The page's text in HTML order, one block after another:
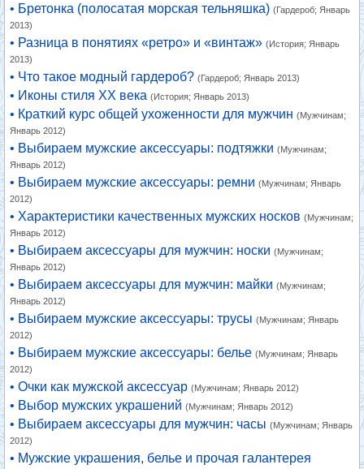
• Бретонка (полосатая морская тельняшка) (Гардероб; Январь
2013)
• Разница в понятиях «ретро» и «винтаж» (История; Январь
2013)
• Что такое модный гардероб? (Гардероб; Январь 2013)
• Иконы стиля XX века (История; Январь 2013)
• Краткий курс общей ухоженности для мужчин (Мужчинам;
Январь 2012)
• Выбираем мужские аксессуары: подтяжки (Мужчинам;
Январь 2012)
• Выбираем мужские аксессуары: ремни (Мужчинам; Январь
2012)
• Характеристики качественных мужских носков (Мужчинам;
Январь 2012)
• Выбираем аксессуары для мужчин: носки (Мужчинам;
Январь 2012)
• Выбираем аксессуары для мужчин: майки (Мужчинам;
Январь 2012)
• Выбираем мужские аксессуары: трусы (Мужчинам; Январь
2012)
• Выбираем мужские аксессуары: белье (Мужчинам; Январь
2012)
• Очки как мужской аксессуар (Мужчинам; Январь 2012)
• Выбор мужских украшений (Мужчинам; Январь 2012)
• Выбираем аксессуары для мужчин: часы (Мужчинам; Январь
2012)
• Мужские украшения, белье и прочая галантерея